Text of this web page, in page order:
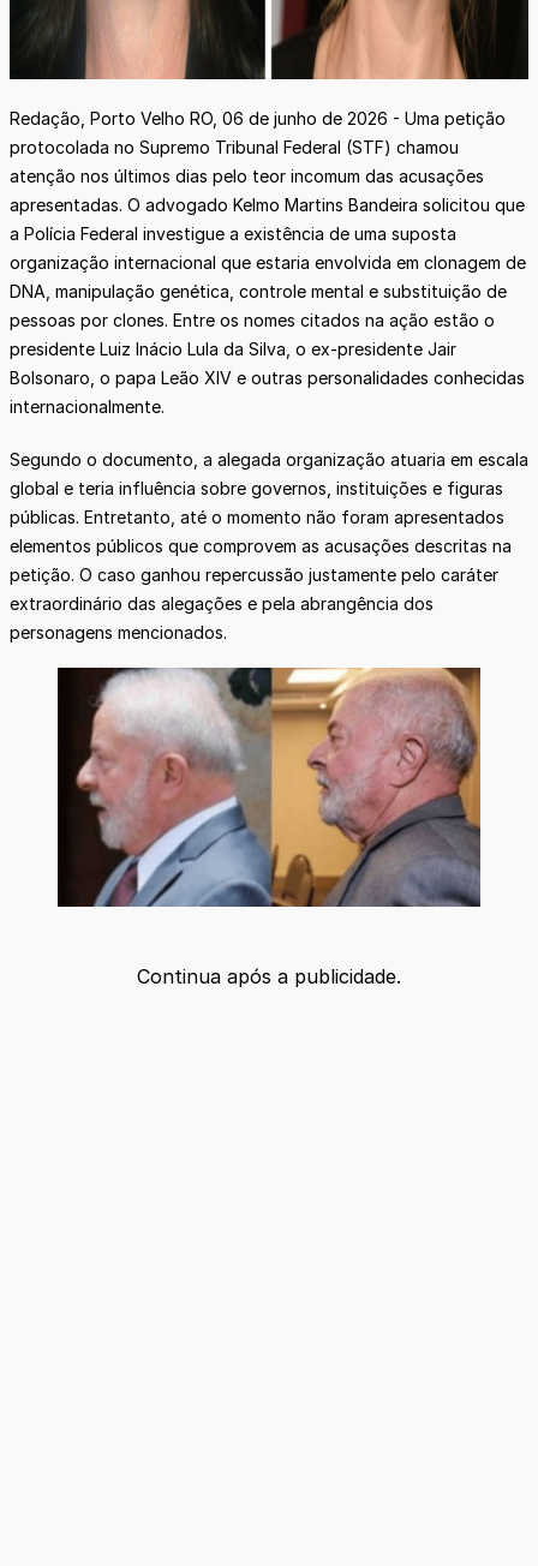
Redação, Porto Velho RO, 06 de junho de 2026 - Uma petição
protocolada no Supremo Tribunal Federal (STF) chamou
atenção nos últimos dias pelo teor incomum das acusações
apresentadas. O advogado Kelmo Martins Bandeira solicitou que
a Polícia Federal investigue a existência de uma suposta
organização internacional que estaria envolvida em clonagem de
DNA, manipulação genética, controle mental e substituição de
pessoas por clones. Entre os nomes citados na ação estão o
presidente Luiz Inácio Lula da Silva, o ex-presidente Jair
Bolsonaro, o papa Leão XIV e outras personalidades conhecidas
internacionalmente.
Segundo o documento, a alegada organização atuaria em escala
global e teria influência sobre governos, instituições e figuras
públicas. Entretanto, até o momento não foram apresentados
elementos públicos que comprovem as acusações descritas na
petição. O caso ganhou repercussão justamente pelo caráter
extraordinário das alegações e pela abrangência dos
personagens mencionados.
Continua após a publicidade.